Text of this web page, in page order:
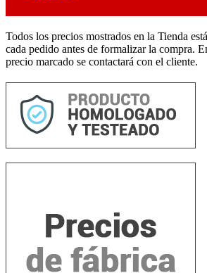
Todos los precios mostrados en la Tienda
cada pedido antes de formalizar la compra.
precio marcado se contactará con el cliente.